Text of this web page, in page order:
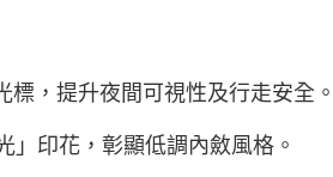
，提升夜間可視性及行走安全。
印花，彰顯低調內斂風格。